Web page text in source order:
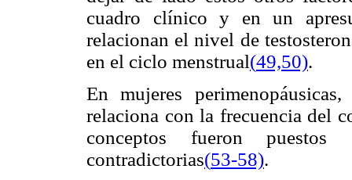
cuadro clínico y en un
relacionan el nivel de
en el ciclo menstrual(49,50).
En mujeres
relaciona con la frecuencia del
conceptos fueron
contradictorias(53-58).